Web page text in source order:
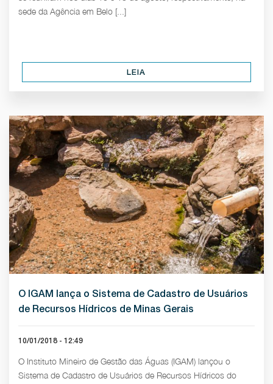
sede da Agência em Belo [...]
LEIA
O IGAM lança o Sistema de Cadastro de Usuários
de Recursos Hídricos de Minas Gerais
10/01/2018 - 12:49
O Instituto Mineiro de Gestão das Águas (IGAM) lançou o
Sistema de Cadastro de Usuários de Recursos Hídricos do